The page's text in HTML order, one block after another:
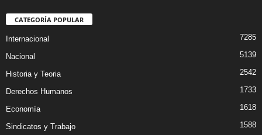
CATEGORÍA POPULAR
Internacional 7285
Nacional 5139
Historia y Teoria 2542
Derechos Humanos 1733
Economía 1618
Sindicatos y Trabajo 1588